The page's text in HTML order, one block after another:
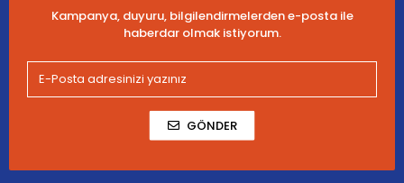
Kampanya, duyuru, bilgilendirmelerden e-posta ile
haberdar olmak istiyorum.
GÖNDER